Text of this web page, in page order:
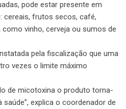
pode estar presente em
cereais, frutos secos, café,
vinho, cerveja ou sumos de
pela fiscalização que uma
vezes o limite máximo
de micotoxina o produto torna-
explica o coordenador de